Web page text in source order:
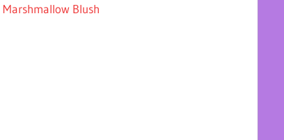
Marshmallow Blush